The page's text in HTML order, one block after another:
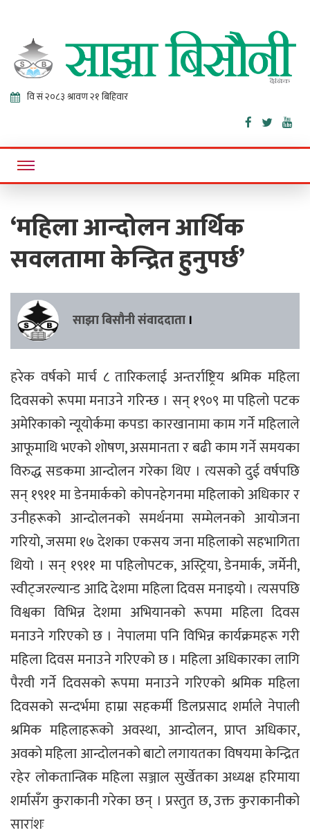
Sajha
Bisaunee
Online News Portal
‘महिला आन्दोलन आर्थिक
सवलतामा केन्द्रित हुनुपर्छ’
साझा बिसौनी संवाददाता ।
हरेक वर्षको मार्च ८ तारिकलाई अन्तर्राष्ट्रिय श्रमिक महिला
दिवसको रूपमा मनाउने गरिन्छ । सन् १९०९ मा पहिलो पटक
अमेरिकाको न्यूयोर्कमा कपडा कारखानामा काम गर्ने महिलाले
आफूमाथि भएको शोषण, असमानता र बढी काम गर्ने समयका
विरुद्ध सडकमा आन्दोलन गरेका थिए । त्यसको दुई वर्षपछि
सन् १९११ मा डेनमार्कको कोपनहेगनमा महिलाको अधिकार र
उनीहरूको आन्दोलनको समर्थनमा सम्मेलनको आयोजना
गरियो, जसमा १७ देशका एकसय जना महिलाको सहभागिता
थियो । सन् १९११ मा पहिलोपटक, अस्ट्रिया, डेनमार्क, जर्मेनी,
स्वीट्जरल्यान्ड आदि देशमा महिला दिवस मनाइयो । त्यसपछि
विश्वका विभिन्न देशमा अभियानको रूपमा महिला दिवस
मनाउने गरिएको छ । नेपालमा पनि विभिन्न कार्यक्रमहरू गरी
महिला दिवस मनाउने गरिएको छ । महिला अधिकारका लागि
पैरवी गर्ने दिवसको रूपमा मनाउने गरिएको श्रमिक महिला
दिवसको सन्दर्भमा हाम्रा सहकर्मी डिलप्रसाद शर्माले नेपाली
श्रमिक महिलाहरूको अवस्था, आन्दोलन, प्राप्त अधिकार,
अवको महिला आन्दोलनको बाटो लगायतका विषयमा केन्द्रित
रहेर लोकतान्त्रिक महिला सञ्जाल सुर्खेतका अध्यक्ष हरिमाया
शर्मासँग कुराकानी गरेका छन् । प्रस्तुत छ, उक्त कुराकानीको
सारांशः